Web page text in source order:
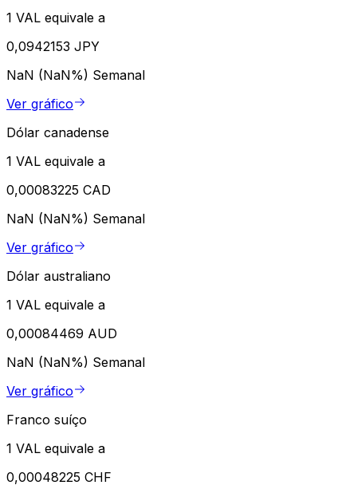
1 VAL equivale a
0,0942153 JPY
NaN (NaN%) Semanal
Ver gráfico
Dólar canadense
1 VAL equivale a
0,00083225 CAD
NaN (NaN%) Semanal
Ver gráfico
Dólar australiano
1 VAL equivale a
0,00084469 AUD
NaN (NaN%) Semanal
Ver gráfico
Franco suíço
1 VAL equivale a
0,00048225 CHF